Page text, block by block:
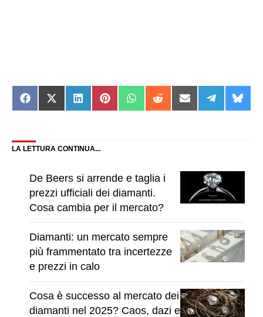
Share
on
Share
on
Share
on
Share
on
Share
on
Share
on
Share
on
Share
on
on
LA LETTURA CONTINUA...
De Beers si arrende e taglia i
prezzi ufficiali dei diamanti.
Cosa cambia per il mercato?
Diamanti: un mercato sempre
più frammentato tra incertezze
e prezzi in calo
Cosa è successo al mercato dei
diamanti nel 2025? Caos, dazi e